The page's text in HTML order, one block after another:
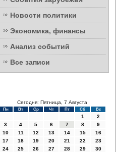
Новости политики
Экономика, финансы
Анализ событий
Все записи
Сегодня: Пятница, 7 Августа
Пн Вт Ср Чт Пт Сб Вс
1
2
3
4 5 6 7 8
9
10
11 12 13 14 15
16
17
18 19 20 21 22
23
24
25 26 27 28 29
30